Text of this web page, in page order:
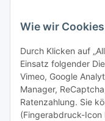
Wie wir
Durch Klicken auf
Einsatz folgender
Vimeo, Google
Manager,
Ratenzahlung. Sie
(Fingerabdruck-Icon
Datenschutzerklärung
Informationen